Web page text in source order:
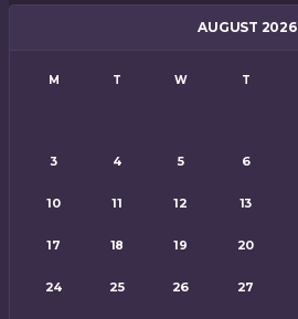
AUGUST 2026
M T W T
3 4 5 6
10 11 12 13
17 18 19 20
24 25 26 27